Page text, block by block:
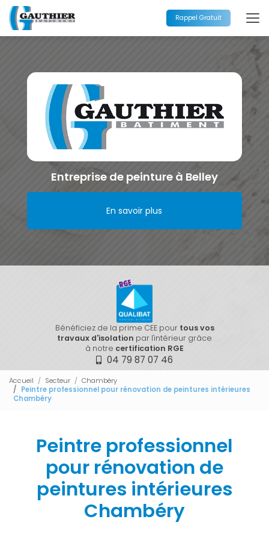
Aller
au
contenu
principal
Rappel Gratuit
Entreprise de peinture à Belley
En savoir plus
Bénéficiez de la prime CEE pourtous vos
travaux d'isolation par l'intérieur grâce
à notre certification RGE
04 79 87 07 46
Accueil Secteur
Chambéry
Peintre professionnel pour rénovation de peintures intérieures
Chambéry
Peintre professionnel
pour rénovation de
peintures intérieures
Chambéry